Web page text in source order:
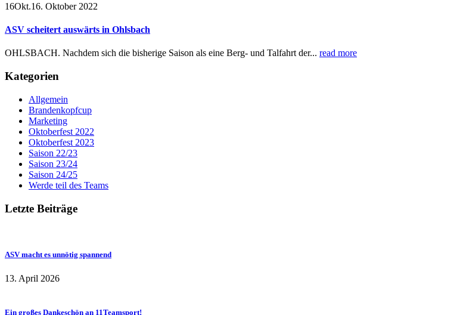
16Okt.16. Oktober 2022
ASV scheitert auswärts in Ohlsbach
OHLSBACH. Nachdem sich die bisherige Saison als eine Berg- und Talfahrt der... read more
Kategorien
Allgemein
Brandenkopfcup
Marketing
Oktoberfest 2022
Oktoberfest 2023
Saison 22/23
Saison 23/24
Saison 24/25
Werde teil des Teams
Letzte Beiträge
ASV macht es unnötig spannend
13. April 2026
Ein großes Dankeschön an 11Teamsport!